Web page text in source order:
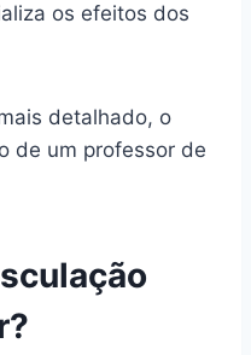
os efeitos dos
detalhado, o
de um professor de